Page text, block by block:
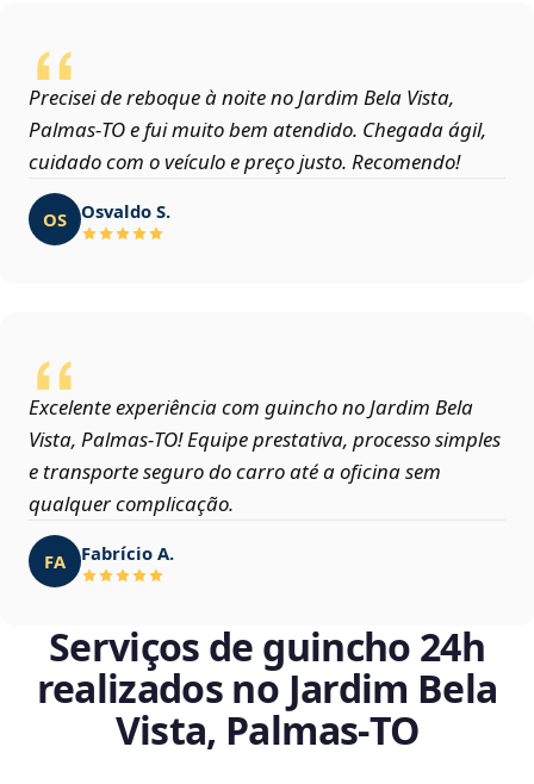
Precisei de reboque à noite no Jardim Bela Vista,
Palmas‑TO e fui muito bem atendido. Chegada ágil,
cuidado com o veículo e preço justo. Recomendo!
OS Osvaldo S.
Excelente experiência com guincho no Jardim Bela
Vista, Palmas‑TO! Equipe prestativa, processo simples
e transporte seguro do carro até a oficina sem
qualquer complicação.
FA Fabrício A.
Serviços de guincho 24h
realizados no Jardim Bela
Vista, Palmas‑TO